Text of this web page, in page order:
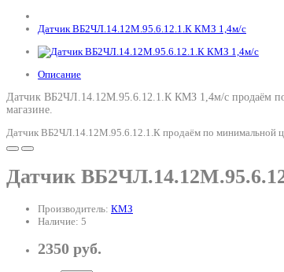
Датчик ВБ2ЧЛ.14.12М.95.6.12.1.К КМЗ 1,4м/с
Описание
Датчик ВБ2ЧЛ.14.12М.95.6.12.1.К КМЗ 1,4м/с продаём по
магазине.
Датчик ВБ2ЧЛ.14.12М.95.6.12.1.К продаём по минимальной
Датчик
Производитель: КМЗ
Наличие: 5
2350 руб.